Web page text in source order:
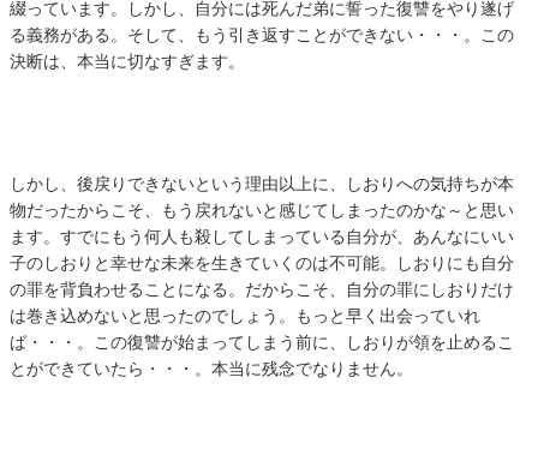
綴っています。しかし、自分には死んだ弟に誓った復讐をやり遂げ
る義務がある。そして、もう引き返すことができない・・・。この
決断は、本当に切なすぎます。
しかし、後戻りできないという理由以上に、しおりへの気持ちが本
物だったからこそ、もう戻れないと感じてしまったのかな～と思い
ます。すでにもう何人も殺してしまっている自分が、あんなにいい
子のしおりと幸せな未来を生きていくのは不可能。しおりにも自分
の罪を背負わせることになる。だからこそ、自分の罪にしおりだけ
は巻き込めないと思ったのでしょう。もっと早く出会っていれ
ば・・・。この復讐が始まってしまう前に、しおりが領を止めるこ
とができていたら・・・。本当に残念でなりません。